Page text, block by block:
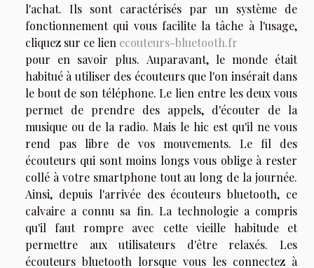
l'achat. Ils sont caractérisés par un système de
fonctionnement qui vous facilite la tâche à l'usage,
cliquez sur ce lien ecouteurs-bluetooth.fr
pour en savoir plus. Auparavant, le monde était
habitué à utiliser des écouteurs que l'on insérait dans
le bout de son téléphone. Le lien entre les deux vous
permet de prendre des appels, d'écouter de la
musique ou de la radio. Mais le hic est qu'il ne vous
rend pas libre de vos mouvements. Le fil des
écouteurs qui sont moins longs vous oblige à rester
collé à votre smartphone tout au long de la journée.
Ainsi, depuis l'arrivée des écouteurs bluetooth, ce
calvaire a connu sa fin. La technologie a compris
qu'il faut rompre avec cette vieille habitude et
permettre aux utilisateurs d'être relaxés. Les
écouteurs bluetooth lorsque vous les connectez à